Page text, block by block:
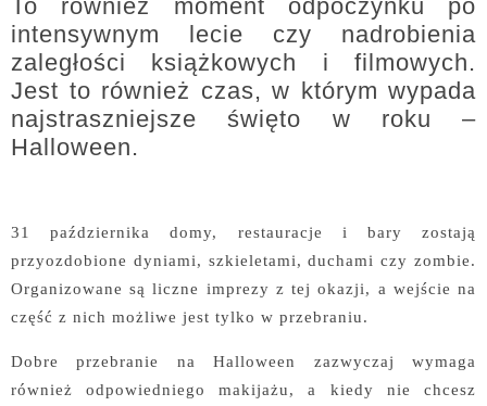
To również moment odpoczynku po
intensywnym lecie czy nadrobienia
zaległości książkowych i filmowych.
Jest to również czas, w którym wypada
najstraszniejsze święto w roku –
Halloween.
31 października domy, restauracje i bary zostają
przyozdobione dyniami, szkieletami, duchami czy zombie.
Organizowane są liczne imprezy z tej okazji, a wejście na
część z nich możliwe jest tylko w przebraniu.
Dobre przebranie na Halloween zazwyczaj wymaga
również odpowiedniego makijażu, a kiedy nie chcesz